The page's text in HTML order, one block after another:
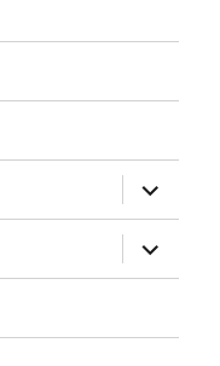
ouvrir
le
sous-
menu
ouvrir
le
sous-